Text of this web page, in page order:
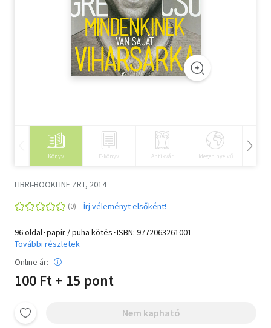
Szótár, nyelvkönyv
Tankönyv, segédkönyv
Társadalomtudomány
Történelem
Könyv E-könyv Antikvár Idegen nyelvű
LIBRI-BOOKLINE ZRT, 2014
Írj véleményt elsőként!
96 oldal･papír / puha kötés･ISBN: 9772063261001
További részletek
Online ár:
100 Ft + 15 pont
Nem kapható